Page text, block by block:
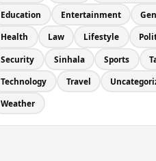
Education Entertainment
Health Law Lifestyle
Security Sinhala Sports
Technology Travel
Weather